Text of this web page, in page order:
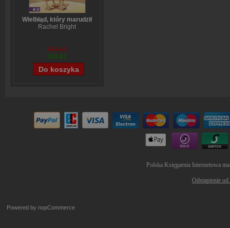
Wielbłąd, który marudził
Rachel Bright
€11,43
€10,87
Polska Księgarnia Internetowa
Odstąpienie
Powered by nopCommerce